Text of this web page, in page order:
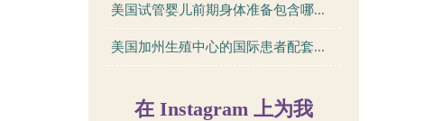
美国试管婴儿前期身体准备包含哪...
美国加州生殖中心的国际患者配套...
在 Instagram 上为我